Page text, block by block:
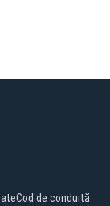
Cod de conduită